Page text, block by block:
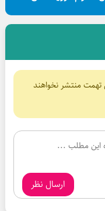
منتشر نخواهند
ارسال نظر